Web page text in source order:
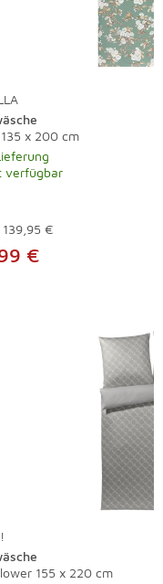
x 200 cm
verfügbar
139,95 €
€
155 x 220 cm